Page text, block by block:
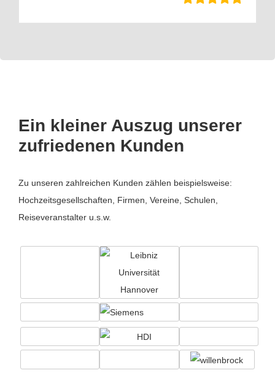
Ein kleiner Auszug unserer
zufriedenen Kunden
Zu unseren zahlreichen Kunden zählen beispielsweise:
Hochzeitsgesellschaften, Firmen, Vereine, Schulen,
Reiseveranstalter u.s.w.